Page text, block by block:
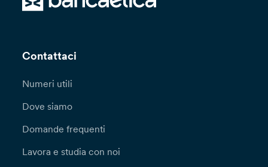
Contattaci
Numeri utili
Dove siamo
Domande frequenti
Lavora e studia con noi